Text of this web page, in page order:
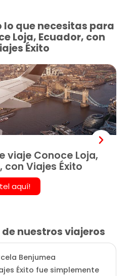
lo que necesitas para
Loja, Ecuador, con
Éxito
viaje Conoce Loja,
con Viajes Éxito
aquí!
de nuestros viajeros
Benjumea
Éxito fue simplemente